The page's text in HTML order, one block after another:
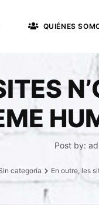
QUIÉNES
Post by:
categoría En outre, les